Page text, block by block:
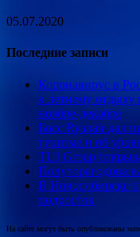
05.07.2020
Последние записи
Коронавирус в
к летнему отдыху
ноябре-декабре
Босс Ryanair дал
туризме и об
TUI Group
В Новосибирске
подросток
На сайте могут быть опубликованы